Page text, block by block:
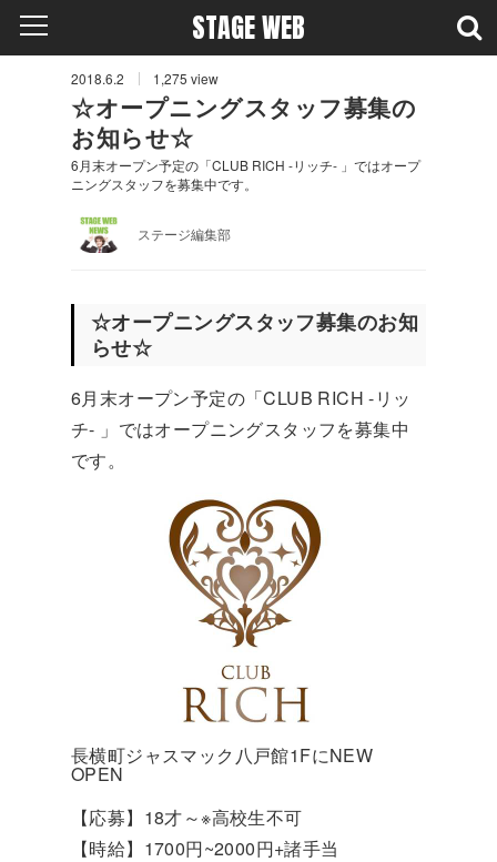
STAGE WEB
2018.6.2 1,275 view
☆オープニングスタッフ募集の
お知らせ☆
6月末オープン予定の「CLUB RICH -リッチ- 」ではオープ
ニングスタッフを募集中です。
ステージ編集部
☆オープニングスタッフ募集のお知
らせ☆
6月末オープン予定の「CLUB RICH -リッ
チ- 」ではオープニングスタッフを募集中
です。
長横町ジャスマック八戸館1FにNEW
OPEN
【応募】18才～※高校生不可
【時給】1700円~2000円+諸手当